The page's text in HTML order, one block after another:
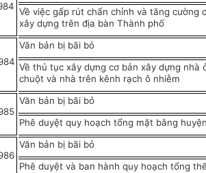
Về việc gấp rút chấn chỉnh và tăng cường
xây dựng trên địa bàn Thành phố
Văn bản bị bãi bỏ
Về thủ tục xây dựng cơ bản xây dựng nhà
chuột và nhà trên kênh rạch ô nhiễm
Văn bản bị bãi bỏ
Phê duyệt quy hoạch tổng mặt bằng
Văn bản bị bãi bỏ
Phê duyệt và ban hành quy hoạch tổng